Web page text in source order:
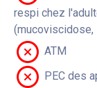
respi chez
(mucoviscidose,
ATM
PEC des